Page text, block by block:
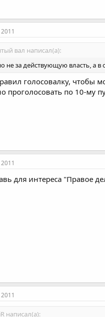
вал написал(а):
не за действующую власть, а
голосовалку, чтобы
проголосовать по 10-му
для интереса "Правое
написал(а):